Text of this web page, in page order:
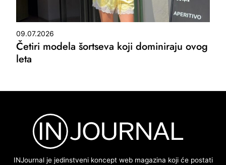
09.07.2026
Četiri modela šortseva koji dominiraju ovog
leta
INJournal je jedinstveni koncept web magazina koji će postati